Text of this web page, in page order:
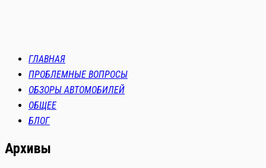
ГЛАВНАЯ
ПРОБЛЕМНЫЕ ВОПРОСЫ
ОБЗОРЫ АВТОМОБИЛЕЙ
ОБЩЕЕ
БЛОГ
Архивы